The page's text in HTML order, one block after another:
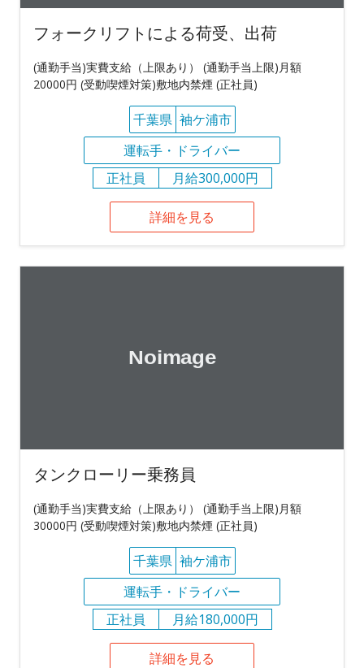
フォークリフトによる荷受、出荷
(通勤手当)実費支給（上限あり） (通勤手当上限)月額
20000円 (受動喫煙対策)敷地内禁煙 (正社員)
千葉県 袖ケ浦市
運転手・ドライバー
正社員
月給300,000円
詳細を見る
タンクローリー乗務員
(通勤手当)実費支給（上限あり） (通勤手当上限)月額
30000円 (受動喫煙対策)敷地内禁煙 (正社員)
千葉県 袖ケ浦市
運転手・ドライバー
正社員
月給180,000円
詳細を見る